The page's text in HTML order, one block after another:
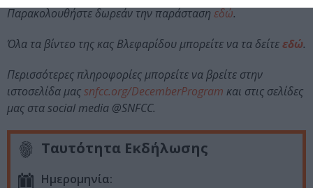
Παρακολουθήστε δωρεάν την παράσταση εδώ.
Όλα τα βίντεο της κας Βλεφαρίδου μπορείτε να τα δείτεεδώ.
Περισσότερες πληροφορίες μπορείτε να βρείτε στην
ιστοσελίδα μαςsnfcc.org/DecemberProgram και στις σελίδες
μας στα social media @SNFCC.
Ταυτότητα Εκδήλωσης
Ημερομηνία: